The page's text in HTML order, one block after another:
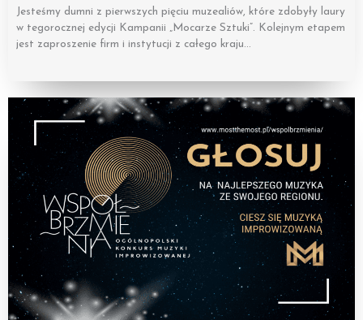
Jesteśmy dumni z pierwszych pięciu muzealiów, które zdobyły laury
w tegorocznej edycji Kampanii „Mocarze Sztuki”. Kolejnym etapem
jest zaproszenie firm i instytucji z całego kraju…